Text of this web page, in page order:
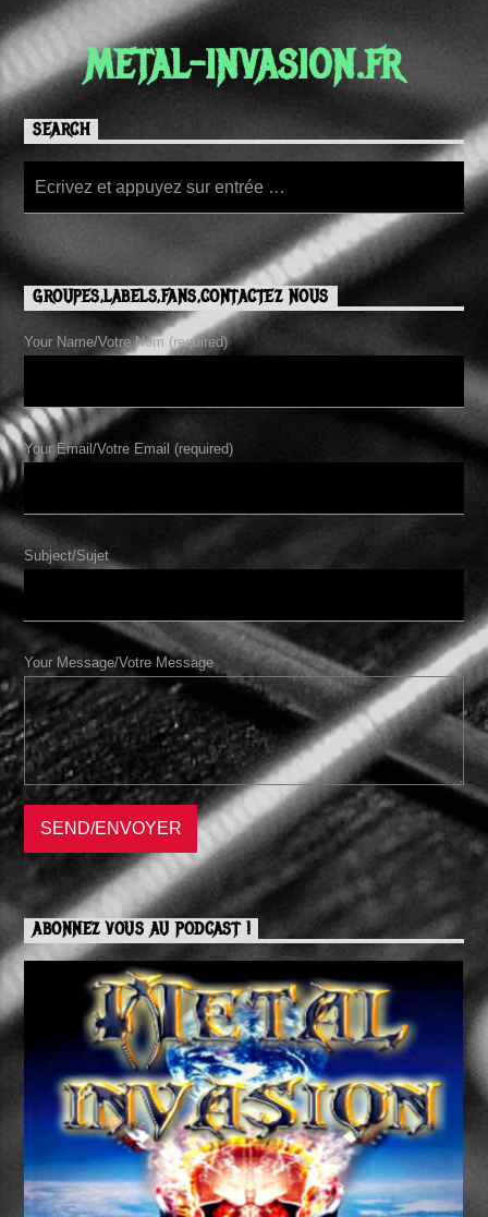
METAL-INVASION.FR
SEARCH
GROUPES,LABELS,FANS,CONTACTEZ NOUS
Your Name/Votre Nom (required)
Your Email/Votre Email (required)
Subject/Sujet
Your Message/Votre Message
ABONNEZ VOUS AU PODCAST !